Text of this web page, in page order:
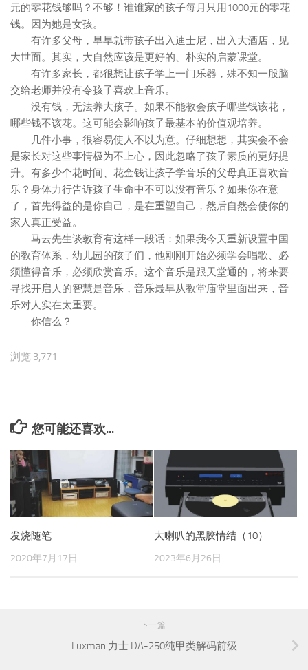
元的零花钱够吗？不够！谁谁家的孩子每月只用1000元的零花
钱。因为她是女孩。
有许多父母，早早就带孩子出入迪士尼，出入大酒店，见
大世面。其实，大自然应该是更好的、朴实的启蒙课堂。
有许多家长，都很想让孩子学上一门乐器，殊不知一股脑
交给老师并没有令孩子喜欢上音乐。
没有钱，无法养大孩子。如果不能教会孩子哪些钱该花，
哪些钱不该花。这可能会影响孩子最基本的价值观培养。
几件小事，很容易使人不以为意。仔细想想，其实会不会
是家长对这些事情极为不上心，因此忽略了孩子素质的更好提
升。有多少个花时间、花金钱让孩子学音乐的父母真正喜欢音
乐？身体力行告诉孩子生命中不可以没有音乐？如果你在意
了，首先得益的是你自己，是在重塑自己，然后自然会使你的
家人真正受益。
马云先生谈教育有这样一段话：如果我今天重新设置中国
的教育体系，幼儿园的孩子们，他刚刚开始必须学会唱歌、必
须懂得音乐，必须欣赏音乐。这个音乐是跟天堂通的，将来要
寻找开启人的智慧是音乐，音乐最早从教堂庙堂里面出来，音
乐对人实在太重要。
你信么？
浏览 3,771
您可能还喜欢...
发烧随笔
2020年7月17日
大喇叭的黑胶情结（10）
2023年6月26日
下一篇
Luxman 力士 DA-250纯甲类解码前级